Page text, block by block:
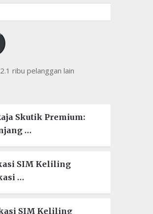
ribu pelanggan lain
Skutik Premium:
…
SIM Keliling
…
SIM Keliling